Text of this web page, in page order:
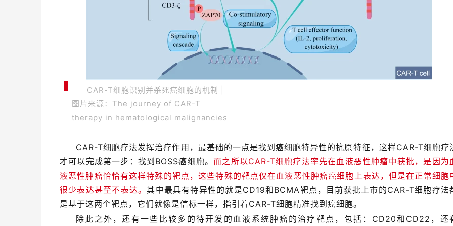
CAR-T细胞识别并杀死癌细胞的机制 |
图片来源：The journey of CAR-T
therapy in hematological malignancies
CAR-T细胞疗法发挥治疗作用，最基础的一点是找到癌细胞特异性的抗原特征，这样CAR-T细胞疗
才可以完成第一步：找到BOSS癌细胞。而之所以CAR-T细胞疗法率先在血液恶性肿瘤中获批，是因为
液恶性肿瘤恰恰有这样特殊的靶点，这些特殊的靶点仅在血液恶性肿瘤癌细胞上表达，但是在正常细胞
很少表达甚至不表达。其中最具有特异性的就是CD19和BCMA靶点，目前获批上市的CAR-T细胞疗法
是基于这两个靶点，它们就像是信标一样，指引着CAR-T细胞精准找到癌细胞。
除此之外，还有一些比较多的待开发的血液系统肿瘤的治疗靶点，包括：CD20和CD22，还